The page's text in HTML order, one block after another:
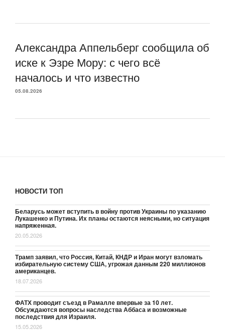
Александра Аппельберг сообщила об
иске к Эзре Мору: с чего всё
началось и что известно
05.08.2026
НОВОСТИ ТОП
Беларусь может вступить в войну против Украины по указанию
Лукашенко и Путина. Их планы остаются неясными, но ситуация
напряженная.
20.05.2026
Трамп заявил, что Россия, Китай, КНДР и Иран могут взломать
избирательную систему США, угрожая данным 220 миллионов
американцев.
18.07.2026
ФАТХ проводит съезд в Рамалле впервые за 10 лет.
Обсуждаются вопросы наследства Аббаса и возможные
последствия для Израиля.
15.05.2026